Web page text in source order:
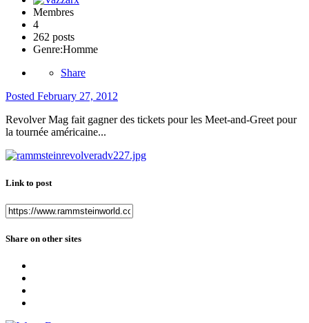
Membres
4
262 posts
Genre:Homme
Share
Posted February 27, 2012
Revolver Mag fait gagner des tickets pour les Meet-and-Greet pour
la tournée américaine...
Link to post
Share on other sites